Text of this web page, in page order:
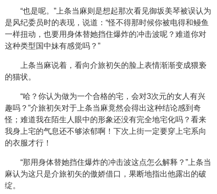
“也是呢。”上条当麻则是想起那次看见御坂美琴被误认为
是风纪委员时的表现，说道：“怪不得那时候你被电得和鳗鱼
一样扭动，也要用身体替她挡住爆炸的冲击波呢？难道你对
这种类型国中妹有感觉吗？”
上条当麻说着，看向介旅初矢的脸上表情渐渐变成猥亵
的猫状。
“哈？你认为做为一个合格的宅，会对3次元的女人有兴
趣吗？”介旅初矢对于上条当麻竟然会得出这种结论感到奇
怪；难道我在陌生人眼中的形象还没有完全地宅化吗？看来
我身上宅的气息还不够浓郁啊！下次上街一定要穿上宅系向
的衣服才行！
“那用身体替她挡住爆炸的冲击波这点怎么解释？”上条当
麻认为这只是介旅初矢的傲娇借口，果断地指出他露出的破
绽。